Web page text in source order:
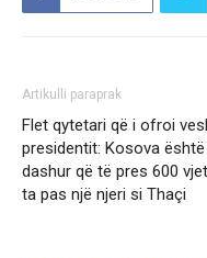
Artikulli paraprak
Flet qytetari që i ofroi
presidentit: Kosova është
dashur që të pres 600
ta pas një njeri si Thaçi